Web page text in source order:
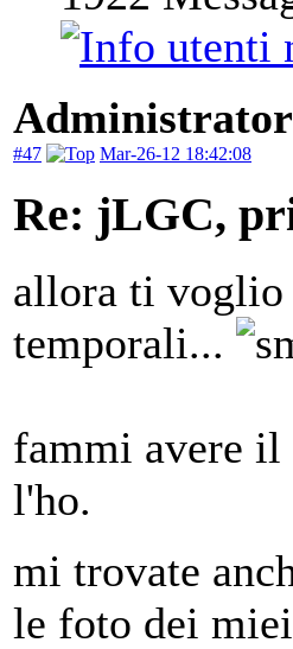
Administrator
#47 Mar-26-12 18:42:08
Re: jLGC,
allora ti voglio
temporali...
fammi avere
l'ho.
mi trovate
le foto dei